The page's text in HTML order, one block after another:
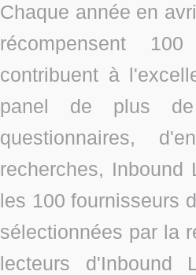
Chaque année en
récompensent
contribuent à
panel de plus
questionnaires,
recherches, Inbound
les 100 fournisseurs
sélectionnées par la
lecteurs d'Inbound